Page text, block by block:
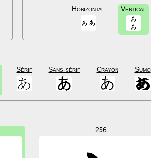
Horizontal Vertical
Sérif Sans-sérif Crayon Sumo
256